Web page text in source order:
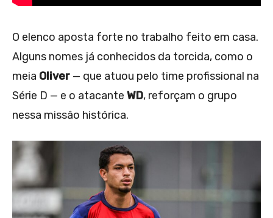
O elenco aposta forte no trabalho feito em casa.
Alguns nomes já conhecidos da torcida, como o
meia Oliver — que atuou pelo time profissional na
Série D — e o atacante WD, reforçam o grupo
nessa missão histórica.